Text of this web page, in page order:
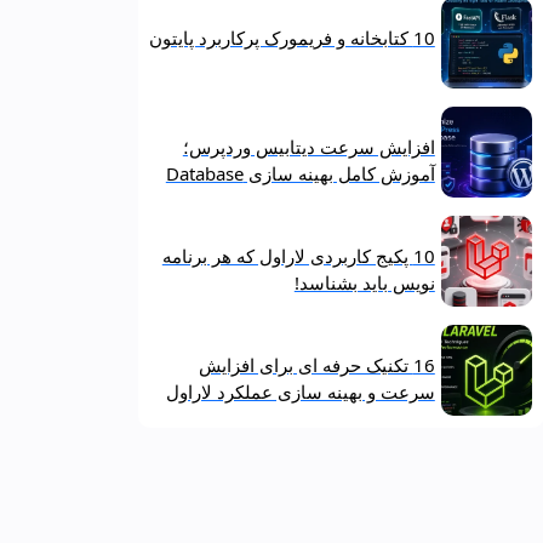
10 کتابخانه و فریمورک پرکاربرد پایتون
افزایش سرعت دیتابیس وردپرس؛
آموزش کامل بهینه‌ سازی Database
10 پکیج کاربردی لاراول که هر برنامه‌
نویس باید بشناسد!
16 تکنیک حرفه‌ ای برای افزایش
سرعت و بهینه‌ سازی عملکرد لاراول